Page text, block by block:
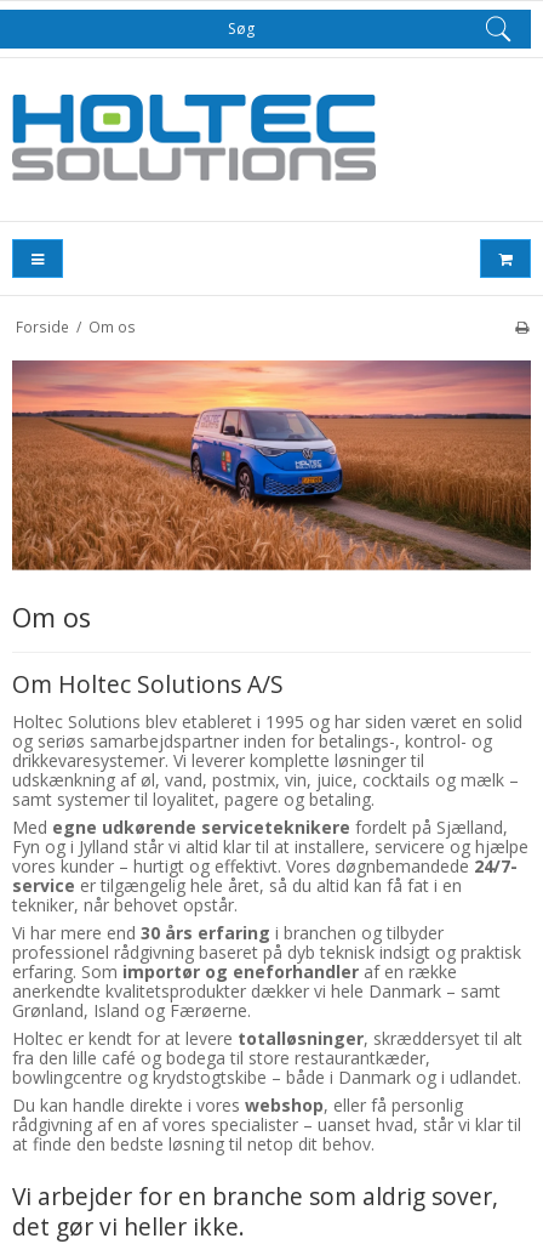
Søg
Forside / Om os
Om os
Om Holtec Solutions A/S
Holtec Solutions blev etableret i 1995 og har siden været en solid
og seriøs samarbejdspartner inden for betalings-, kontrol- og
drikkevaresystemer. Vi leverer komplette løsninger til
udskænkning af øl, vand, postmix, vin, juice, cocktails og mælk –
samt systemer til loyalitet, pagere og betaling.
Med egne udkørende serviceteknikere fordelt på Sjælland,
Fyn og i Jylland står vi altid klar til at installere, servicere og hjælpe
vores kunder – hurtigt og effektivt. Vores døgnbemandede 24/7-
service er tilgængelig hele året, så du altid kan få fat i en
tekniker, når behovet opstår.
Vi har mere end 30 års erfaring i branchen og tilbyder
professionel rådgivning baseret på dyb teknisk indsigt og praktisk
erfaring. Som importør og eneforhandler af en række
anerkendte kvalitetsprodukter dækker vi hele Danmark – samt
Grønland, Island og Færøerne.
Holtec er kendt for at levere totalløsninger, skræddersyet til alt
fra den lille café og bodega til store restaurantkæder,
bowlingcentre og krydstogtskibe – både i Danmark og i udlandet.
Du kan handle direkte i vores webshop, eller få personlig
rådgivning af en af vores specialister – uanset hvad, står vi klar til
at finde den bedste løsning til netop dit behov.
Vi arbejder for en branche som aldrig sover,
det gør vi heller ikke.